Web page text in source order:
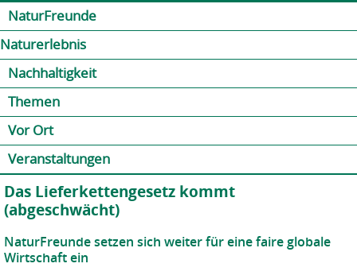
NaturFreunde
Naturerlebnis
Nachhaltigkeit
Themen
Vor Ort
Veranstaltungen
Das Lieferkettengesetz kommt
(abgeschwächt)
NaturFreunde setzen sich weiter für eine faire globale
Wirtschaft ein